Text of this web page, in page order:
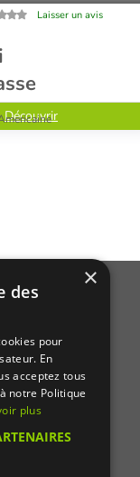
Laisser un avis
Découvrir
×
des
pour
En
acceptez tous
notre Politique
plus